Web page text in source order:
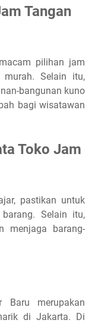
Tangan
pilihan jam
Selain itu,
bangunan kuno
bagi wisatawan
Toko Jam
pastikan untuk
Selain itu,
menjaga barang-
Baru merupakan
di Jakarta. Di